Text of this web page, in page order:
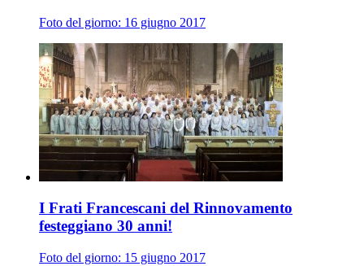
Foto del giorno: 16 giugno 2017
I Frati Francescani del Rinnovamento
festeggiano 30 anni!
Foto del giorno: 15 giugno 2017